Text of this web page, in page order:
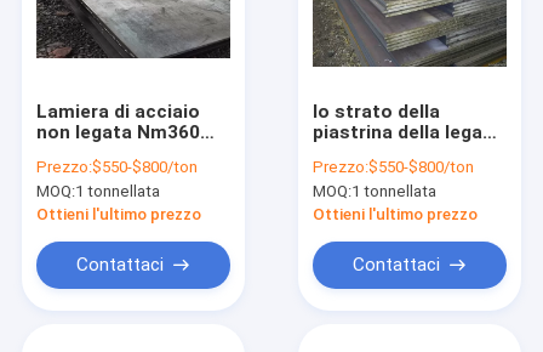
Lamiera di acciaio
non legata Nm360
Nm500 Nm550
Nm600
Prezzo:$550-$800/ton
MOQ:1 tonnellata
Ottieni l'ultimo prezzo
Contattaci
lo strato della
piastrina della lega
5mm 10mm che
fonde il refrigerante
a placche Klinker
gratta
Prezzo:$550-$800/ton
MOQ:1 tonnellata
Ottieni l'ultimo prezzo
Contattaci